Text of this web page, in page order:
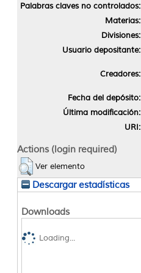
Palabras claves no controlados:
Materias:
Divisiones:
Usuario depositante:
Creadores:
Fecha del depósito:
Última modificación:
URI:
Actions (login required)
Ver elemento
Descargar estadísticas
Downloads
Loading...